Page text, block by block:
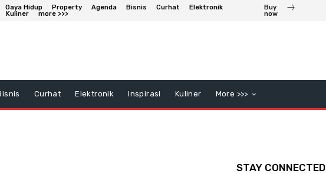
Gaya Hidup Property Agenda Bisnis Curhat
Elektronik
Kuliner more >>>
Buy
now
Curhat Elektronik Inspirasi Kuliner More >>>
STAY CONNECTED